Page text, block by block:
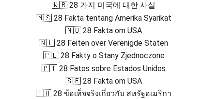
🇰🇷 28 가지 미국에 대한 사실
🇲🇸 28 Fakta tentang Amerika Syarikat
🇳🇴 28 Fakta om USA
🇳🇱 28 Feiten over Verenigde Staten
🇵🇱 28 Fakty o Stany Zjednoczone
🇵🇹 28 Fatos sobre Estados Unidos
🇸🇪 28 Fakta om USA
🇹🇭 28 ข้อเท็จจริงเกี่ยวกับ สหรัฐอเมริกา